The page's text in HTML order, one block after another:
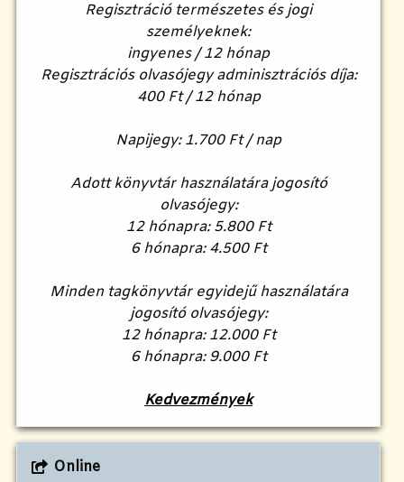
Regisztráció természetes és jogi
személyeknek:
ingyenes / 12 hónap
Regisztrációs olvasójegy adminisztrációs díja:
400 Ft / 12 hónap
Napijegy: 1.700 Ft / nap
Adott könyvtár használatára jogosító
olvasójegy:
12 hónapra: 5.800 Ft
6 hónapra: 4.500 Ft
Minden tagkönyvtár egyidejű használatára
jogosító olvasójegy:
12 hónapra: 12.000 Ft
6 hónapra: 9.000 Ft
Kedvezmények
Online